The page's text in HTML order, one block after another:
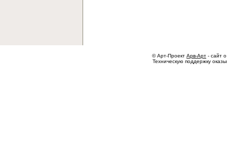
© Арт-Проект Арв-Арт - сайт
Техническую поддержку